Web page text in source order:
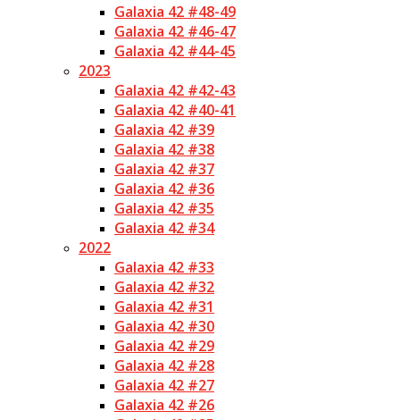
Galaxia 42 #48-49
Galaxia 42 #46-47
Galaxia 42 #44-45
2023
Galaxia 42 #42-43
Galaxia 42 #40-41
Galaxia 42 #39
Galaxia 42 #38
Galaxia 42 #37
Galaxia 42 #36
Galaxia 42 #35
Galaxia 42 #34
2022
Galaxia 42 #33
Galaxia 42 #32
Galaxia 42 #31
Galaxia 42 #30
Galaxia 42 #29
Galaxia 42 #28
Galaxia 42 #27
Galaxia 42 #26